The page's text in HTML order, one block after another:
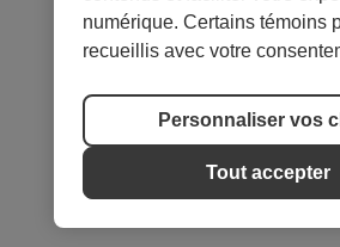
numérique. Certains témoins
recueillis avec votre
Personnaliser vos
Tout accepter